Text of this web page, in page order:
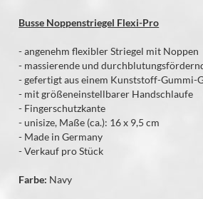
Busse Noppenstriegel Flexi-Pro
- angenehm flexibler Striegel mit Noppen
- massierende und
- gefertigt aus einem Kunststoff-Gummi-
- mit größeneinstellbarer Handschlaufe
- Fingerschutzkante
- unisize, Maße (ca.): 16 x 9,5 cm
- Made in Germany
- Verkauf pro Stück
Farbe: Navy